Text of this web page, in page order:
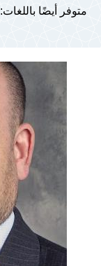
متوفر أيضًا باللغات: